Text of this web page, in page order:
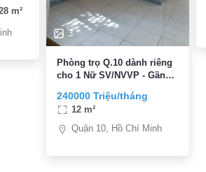
m²
3
Phòng trọ Q.10 dành riêng
cho 1 Nữ SV/NVVP - Gần
Tổ
240000 Triệu/tháng
12 m²
Quận 10, Hồ Chí Minh